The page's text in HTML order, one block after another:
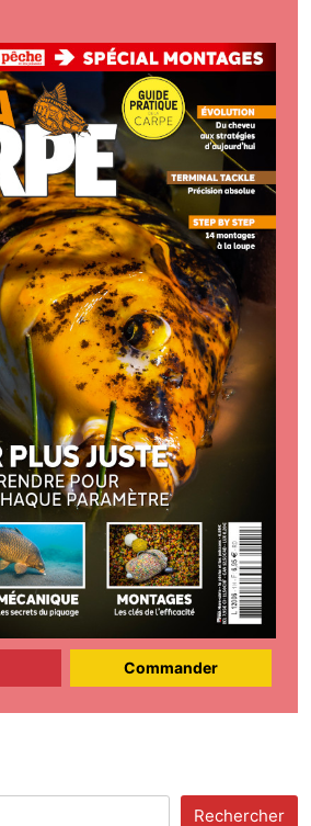
Commander
Rechercher